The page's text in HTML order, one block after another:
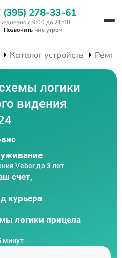
(395) 278-33-61
с 9:00 до 21:00
Позвонить мне утром
Каталог устройств
логики
видения
Veber до 3 лет
счет,
курьера
логики прицела
минут